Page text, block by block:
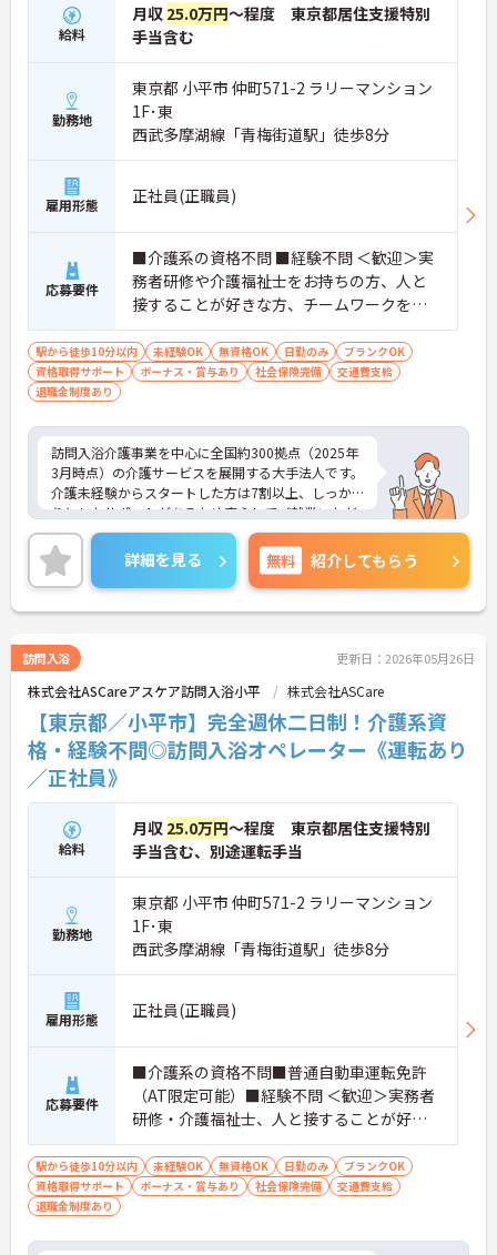
給料
月収 25.0万円～程度 東京都居住支援特別
手当含む
勤務地
東京都 小平市 仲町571-2 ラリーマンション
1F･東
西武多摩湖線「青梅街道駅」徒歩8分
雇用形態 正社員(正職員)
応募要件
■介護系の資格不問 ■経験不問 ＜歓迎＞実
務者研修や介護福祉士をお持ちの方、人と
接することが好きな方、チームワークを重
視する人
駅から徒歩10分以内 未経験OK 無資格OK 日勤のみ
ブランクOK
資格取得サポート
ボーナス・賞与あり 社会保険完備
交通費支給
退職金制度あり
訪問入浴介護事業を中心に全国約300拠点（2025年
3月時点）の介護サービスを展開する大手法人です。
介護未経験からスタートした方は7割以上、しっか
りとしたサポートがあるため安心してご就業いただ
けます。お風呂に入れなくて困っている方に、手を
差し伸べてあげられるとてもやりがいのあるお仕事
です。ご興味ある方には、面接対策ポイントなど、
さらに詳細をお話しいたしますのでお気軽にご相談
ください！
詳細を見る 無料 紹介してもらう
訪問入浴 更新日：2026年05月26日
株式会社ASCareアスケア訪問入浴小平 株式会社ASCare
【東京都／小平市】完全週休二日制！介護系資
格・経験不問◎訪問入浴オペレーター《運転あり
／正社員》
給料
月収 25.0万円～程度 東京都居住支援特別
手当含む、別途運転手当
勤務地
東京都 小平市 仲町571-2 ラリーマンション
1F･東
西武多摩湖線「青梅街道駅」徒歩8分
雇用形態 正社員(正職員)
応募要件
■介護系の資格不問■普通自動車運転免許
（AT限定可能）■経験不問 ＜歓迎＞実務者
研修・介護福祉士、人と接することが好き
な方、チームワークを重視する人
駅から徒歩10分以内 未経験OK 無資格OK 日勤のみ
ブランクOK
資格取得サポート
ボーナス・賞与あり 社会保険完備
交通費支給
退職金制度あり